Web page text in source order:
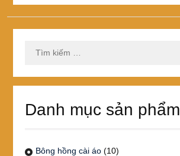
kiếm
Danh mục sản phẩm
Bông hồng cài áo (10)